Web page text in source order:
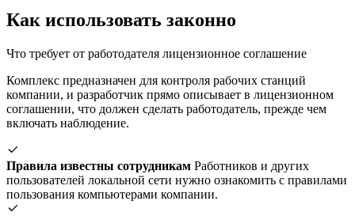
Как использовать законно
Что требует от работодателя лицензионное соглашение
Комплекс предназначен для контроля рабочих станций
компании, и разработчик прямо описывает в лицензионном
соглашении, что должен сделать работодатель, прежде чем
включать наблюдение.
Правила известны сотрудникам Работников и других
пользователей локальной сети нужно ознакомить с правилами
пользования компьютерами компании.